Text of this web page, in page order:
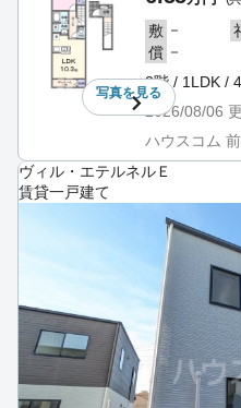
写真を見る
敷 －
償 －
2階 / 1LDK /
2026/08/06
ハウスコム
ヴィル・エテルネルＥ
賃貸一戸建て